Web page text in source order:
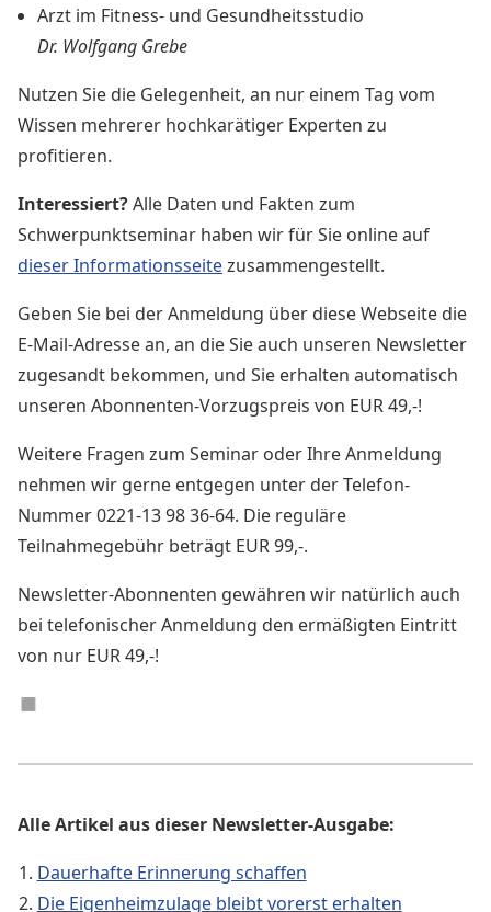
Arzt im Fitness- und Gesundheitsstudio
Dr. Wolfgang Grebe
Nutzen Sie die Gelegenheit, an nur einem Tag vom
Wissen mehrerer hochkarätiger Experten zu
profitieren.
Interessiert?Alle Daten und Fakten zum
Schwerpunktseminar haben wir für Sie online auf
dieser Informationsseitezusammengestellt.
Geben Sie bei der Anmeldung über diese Webseite die
E-Mail-Adresse an, an die Sie auch unseren Newsletter
zugesandt bekommen, und Sie erhalten automatisch
unseren Abonnenten-Vorzugspreis von EUR 49,-!
Weitere Fragen zum Seminar oder Ihre Anmeldung
nehmen wir gerne entgegen unter der Telefon-
Nummer 0221-13 98 36-64. Die reguläre
Teilnahmegebühr beträgt EUR 99,-.
Newsletter-Abonnenten gewähren wir natürlich auch
bei telefonischer Anmeldung den ermäßigten Eintritt
von nur EUR 49,-!
◼︎
Alle Artikel aus dieser Newsletter-Ausgabe:
Dauerhafte Erinnerung schaffen
Die Eigenheimzulage bleibt vorerst erhalten